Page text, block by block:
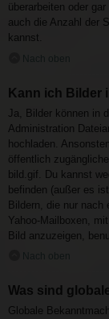
überarbeiten oder
auch die Anzahl der
kannst.
Nach oben
Kann ich Bilder
Ja, Bilder können in
Administration
hochladen.
öffentlich
bild.gif. Du kannst
befinden (außer es
Bildern, die nur nach
Yahoo-Mailboxen,
Bild anzuzeigen,
Nach oben
Was sind
Globale